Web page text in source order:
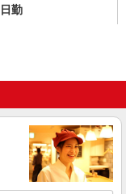
勤
）や実務者も歓迎！
って金額変動あり
介護士